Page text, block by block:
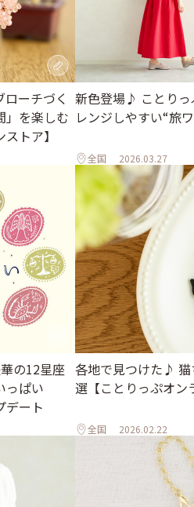
ーチづく
」を楽しむ
トア】
新色登場♪ ことりっ
レンジしやすい“旅
全国 2026.03.27
の12星座
っぱい
デート
各地で見つけた♪ 猫
選【ことりっぷオン
全国 2026.02.22